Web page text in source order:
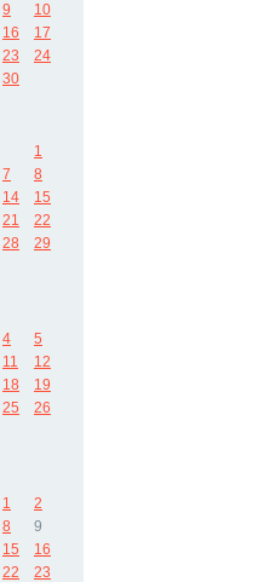
9
10
16
17
23
24
30
1
7
8
14
15
21
22
28
29
4
5
11
12
18
19
25
26
1
2
8
9
15
16
22
23